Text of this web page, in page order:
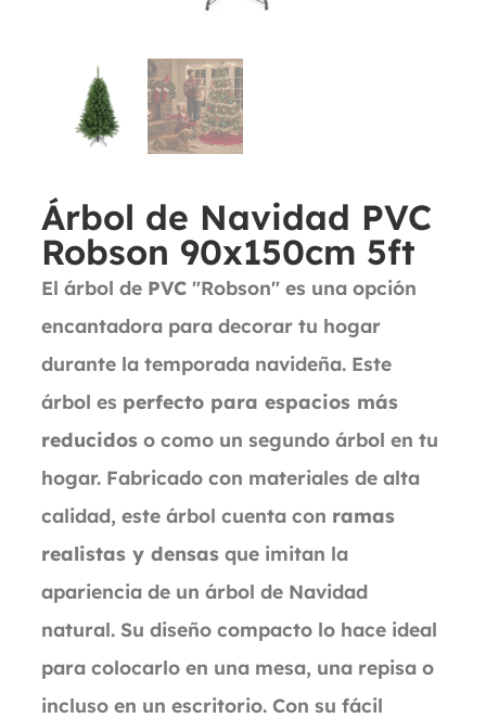
Árbol de Navidad PVC
Robson 90x150cm 5ft
El árbol de PVC "Robson" es una opción
encantadora para decorar tu hogar
durante la temporada navideña. Este
árbol es perfecto para espacios más
reducidos o como un segundo árbol en tu
hogar. Fabricado con materiales de alta
calidad, este árbol cuenta con ramas
realistas y densas que imitan la
apariencia de un árbol de Navidad
natural. Su diseño compacto lo hace ideal
para colocarlo en una mesa, una repisa o
incluso en un escritorio. Con su fácil